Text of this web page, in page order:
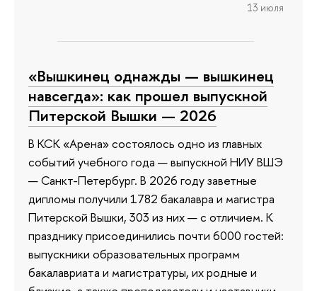
13 июля
«Вышкинец однажды — вышкинец
навсегда»: как прошел выпускной
Питерской Вышки — 2026
В КСК «Арена» состоялось одно из главных
событий учебного года — выпускной НИУ ВШЭ
— Санкт-Петербург. В 2026 году заветные
дипломы получили 1782 бакалавра и магистра
Питерской Вышки, 303 из них — с отличием. К
празднику присоединились почти 6000 гостей:
выпускники образовательных программ
бакалавриата и магистратуры, их родные и